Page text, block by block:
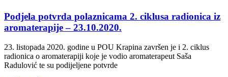
Podjela potvrda polaznicama 2. ciklusa radionica iz
aromaterapije – 23.10.2020.
23. listopada 2020. godine u POU Krapina završen je i 2. ciklus
radionica o aromaterapiji koje je vodio aromaterapeut Saša
Radulović te su podijeljene potvrde